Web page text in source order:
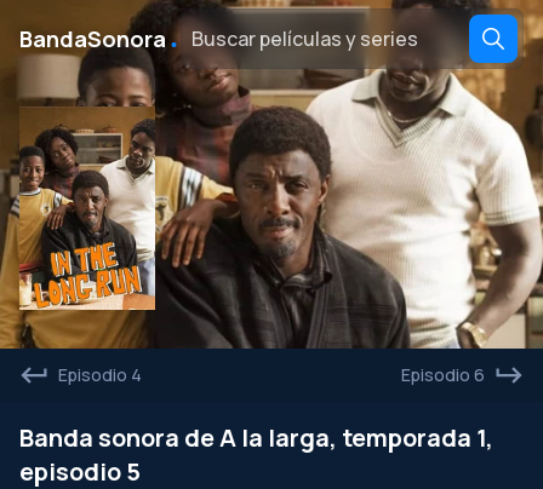
BandaSonora․
Episodio 4 Episodio 6
Banda sonora de A la larga, temporada 1,
episodio 5